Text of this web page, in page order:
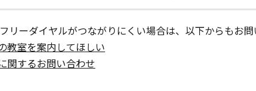
リーダイヤルがつながりにくい場合は、以下からもお問
教室を案内してほしい
関するお問い合わせ